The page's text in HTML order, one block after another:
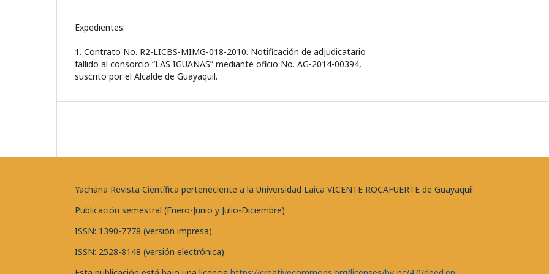
Expedientes:
1. Contrato No. R2-LICBS-MIMG-018-2010. Notificación de adjudicatario
fallido al consorcio “LAS IGUANAS” mediante oficio No. AG-2014-00394,
suscrito por el Alcalde de Guayaquil.
Yachana Revista Científica perteneciente a la Universidad Laica VICENTE ROCAFUERTE de Guayaquil
Publicación semestral (Enero-Junio y Julio-Diciembre)
ISSN: 1390-7778 (versión impresa)
ISSN: 2528-8148 (versión electrónica)